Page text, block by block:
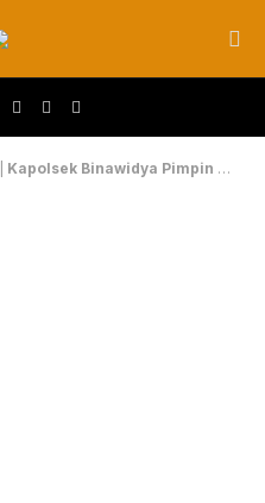
YouTube
LinkedInWhatsApp
Kapolsek Binawidya Pimpin Goro Massal Antisipasi Banjir Musim Hujan, Kerahkan Alat Berat